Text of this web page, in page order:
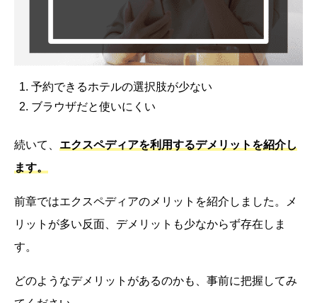
予約できるホテルの選択肢が少ない
ブラウザだと使いにくい
続いて、 エクスペディアを利用するデメリットを紹介し
ます。
前章ではエクスペディアのメリットを紹介しました。メ
リットが多い反面、デメリットも少なからず存在しま
す。
どのようなデメリットがあるのかも、事前に把握してみ